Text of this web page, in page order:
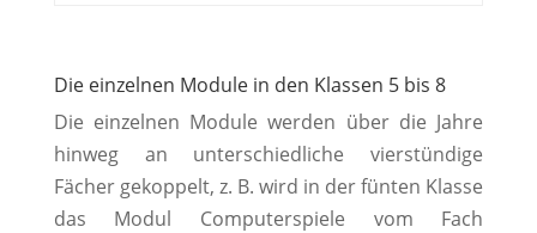
Die einzelnen Module in den Klassen 5 bis 8
Die einzelnen Module werden über die Jahre
hinweg an unterschiedliche vierstündige
Fächer gekoppelt, z. B. wird in der fünten Klasse
das Modul Computerspiele vom Fach